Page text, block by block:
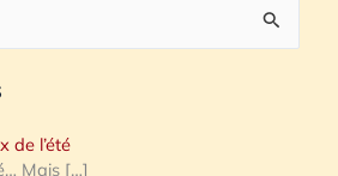
de l’été
Mais […]